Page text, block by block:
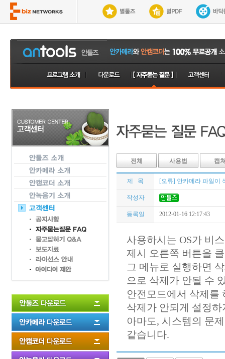
전체 사용법 캡
제 목 [오류] 안카메라 파일이
작성자
등록일 2012-01-16 12:17:43
사용하시는 OS가 비
제시 오른쪽 버튼을
그 메뉴로 실행하면
으로 삭제가 안될 수
안전모드에서 삭제를
삭제가 안되게 설정
아마도, 시스템의 문
같습니다.